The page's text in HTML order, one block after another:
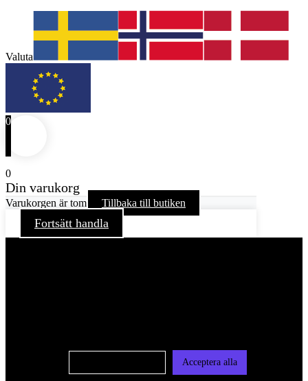
Valuta
0
0
Din varukorg
Varukorgen är tom Tillbaka till butiken
Fortsätt handla
Acceptera alla